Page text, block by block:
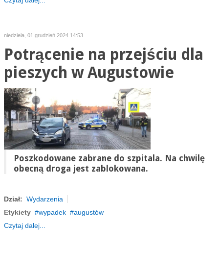
niedziela, 01 grudzień 2024 14:53
Potrącenie na przejściu dla
pieszych w Augustowie
Poszkodowane zabrane do szpitala. Na chwilę
obecną droga jest zablokowana.
Dział: Wydarzenia
Etykiety
wypadek
augustów
Czytaj dalej...